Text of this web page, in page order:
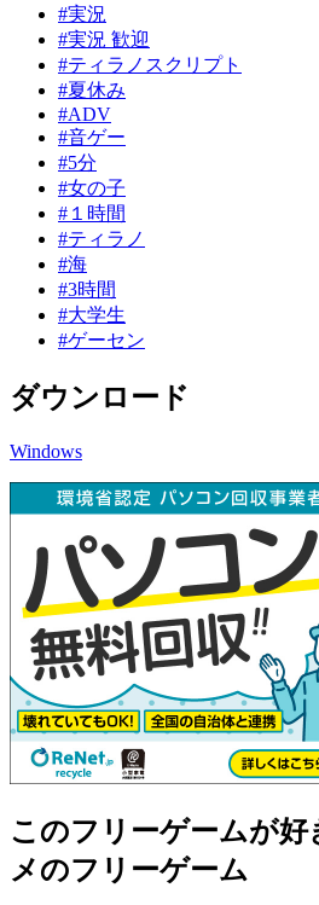
#実況
#実況 歓迎
#ティラノスクリプト
#夏休み
#ADV
#音ゲー
#5分
#女の子
#１時間
#ティラノ
#海
#3時間
#大学生
#ゲーセン
ダウンロード
Windows
このフリーゲームが好
メのフリーゲーム